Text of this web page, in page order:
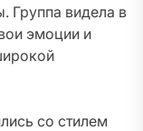
Группа видела в
эмоции и
со стилем